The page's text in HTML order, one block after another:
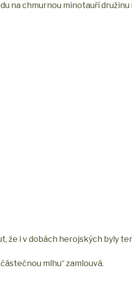
na chmurnou minotauří družinu
že i v dobách herojských byly
mlhu“ zamlouvá.